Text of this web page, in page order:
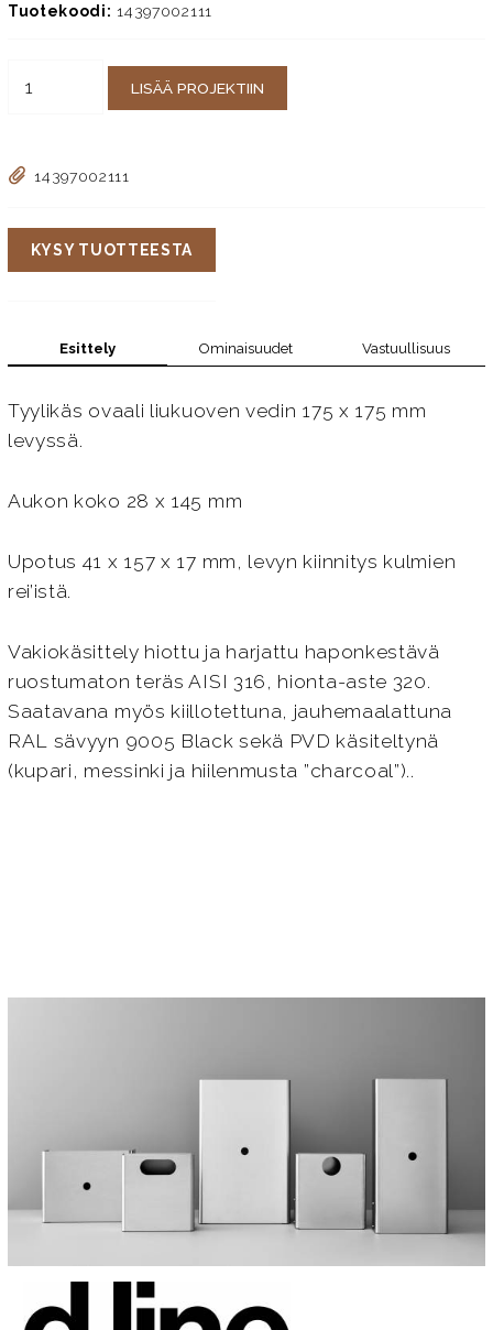
Tuotekoodi: 14397002111
LISÄÄ PROJEKTIIN
14397002111
KYSY TUOTTEESTA
Esittely Ominaisuudet Vastuullisuus
Tyylikäs ovaali liukuoven vedin 175 x 175 mm
levyssä.
Aukon koko 28 x 145 mm
Upotus 41 x 157 x 17 mm, levyn kiinnitys kulmien
rei’istä.
Vakiokäsittely hiottu ja harjattu haponkestävä
ruostumaton teräs AISI 316, hionta-aste 320.
Saatavana myös kiillotettuna, jauhemaalattuna
RAL sävyyn 9005 Black sekä PVD käsiteltynä
(kupari, messinki ja hiilenmusta ”charcoal”)..